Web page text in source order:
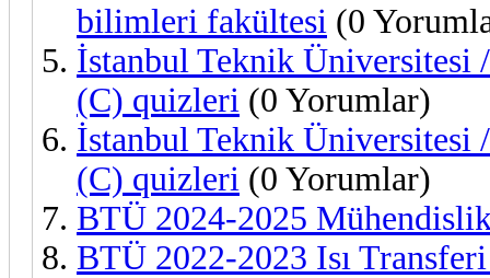
bilimleri fakültesi (0
İstanbul Teknik Üniversitesi
(C) quizleri (0 Yorumlar)
İstanbul Teknik Üniversitesi
(C) quizleri (0 Yorumlar)
BTÜ 2024-2025
BTÜ 2022-2023 Isı